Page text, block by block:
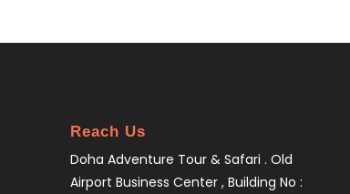
Reach Us
Doha Adventure Tour & Safari . Old
Airport Business Center , Building No :